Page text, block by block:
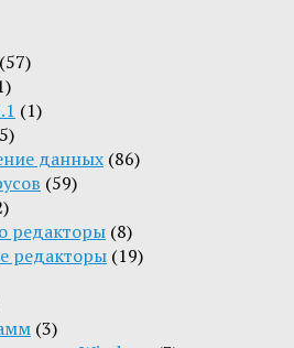
(57)
(1)
данных (86)
(59)
редакторы (8)
редакторы (19)
(3)